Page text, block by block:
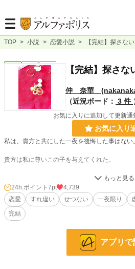
TOP > 小説 > 恋愛小説 > 【完結】探さな
完結 短編 【完結】探さ
仲 奈華
（近況ボード： 3 件
お気に入りに追加して更新通
お気に入り
私は、貴方と共にした一夜を後悔した事はない。
貴方は私に尊いこの子を与えてくれた。
あの一夜を境に、私の環境は正反対に変わって
冷たく厳しい人々の中から、温かく優しい人
複雑で高級な物に囲まれる暮らしから、質素で
無関心で疎遠な沢山の親族を捨てて、誰より
24h.ポイント 7pt
4,739
恋愛
すれ違い せつない 一夜限り
完結
アプリで